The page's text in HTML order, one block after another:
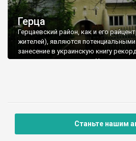
Герца
Герцаевский район, как и его
жителей), являются
занесение в украинскую книгу
является наименьшим в Украине по
разговаривает около 97 процентов
Станьте нашим